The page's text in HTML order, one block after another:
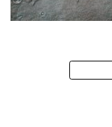
Navigation